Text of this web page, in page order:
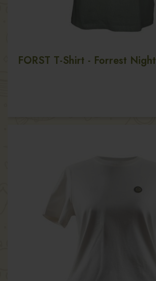
FORST T-Shirt - Forrest Night